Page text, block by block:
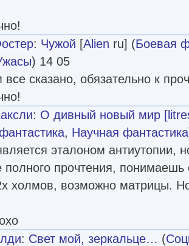
: Чужой [Alien ru] (Боевая
) 14 05
сказано, обязательно к
: О дивный новый мир
, Научная фантастика
эталоном антиутопии,
полного прочтения, понимаешь
холмов, возможно матрицы.
: Свет мой, зеркальце… (